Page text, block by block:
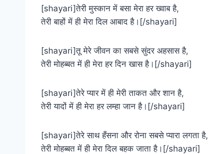
[shayari]तेरी मुस्कान में बसा मेरा हर ख्वाब है,
तेरी बाहों में ही मेरा दिल आबाद है।[/shayari]
[shayari]तू मेरे जीवन का सबसे सुंदर अहसास है,
तेरी मोहब्बत में ही मेरा हर दिन खास है।[/shayari]
[shayari]तेरे प्यार में ही मेरी ताकत और शान है,
तेरी यादों में ही मेरा हर लम्हा जान है।[/shayari]
[shayari]तेरे साथ हँसना और रोना सबसे प्यारा लगता है,
तेरी मोहब्बत में ही मेरा दिल बहक जाता है।[/shayari]